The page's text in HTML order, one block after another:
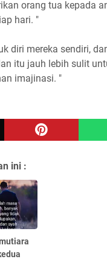
orang tua kepada
hari. "
diri mereka sendiri,
itu jauh lebih sulit
imajinasi. "
ini :